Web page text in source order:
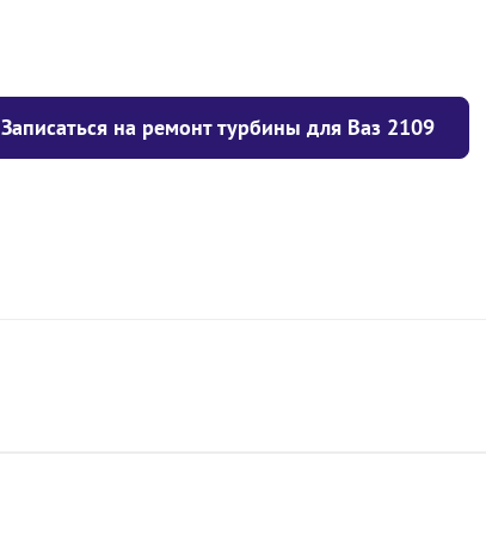
Записаться на ремонт турбины для Ваз 2109